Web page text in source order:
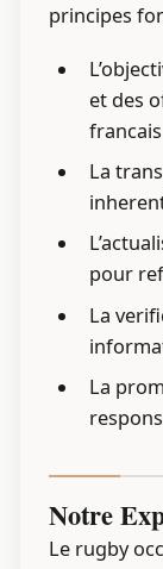
principes
et des
francais
La
pour
La
La
Notre
Le rugby